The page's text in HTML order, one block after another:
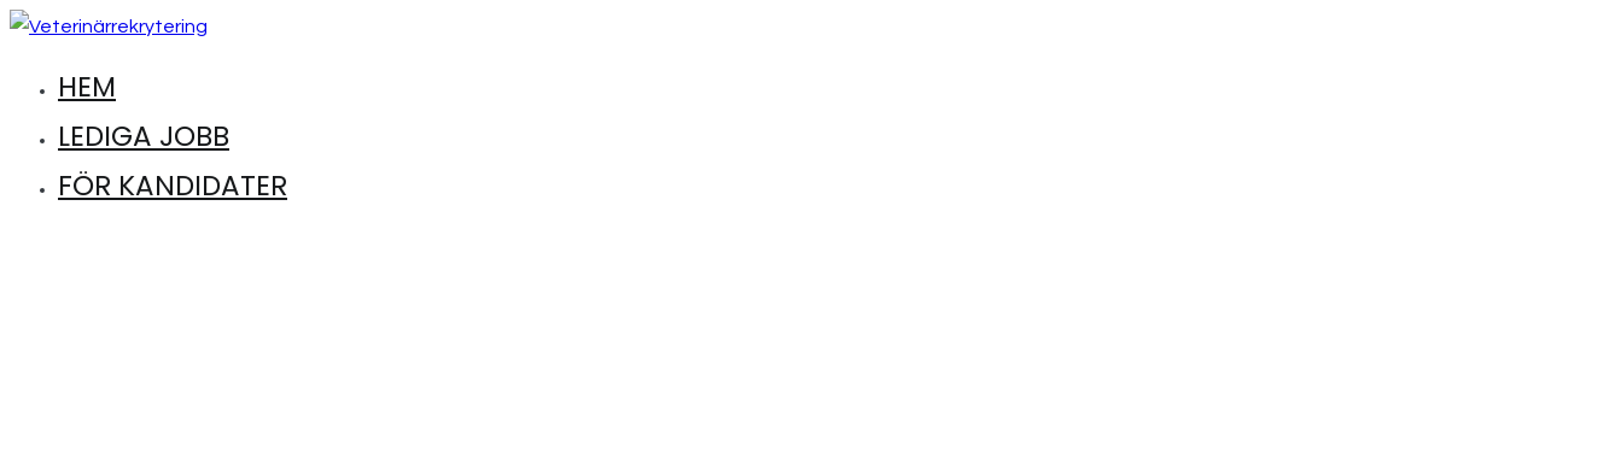
Hoppa
innehåll
Veterinärrekrytering
Hitta lediga jobb inom djursjukvård
HEM
LEDIGA JOBB
FÖR KANDIDATER